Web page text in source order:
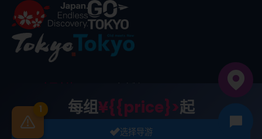
每组¥{{price}>起
选择导游
1
. メード・イン・トーキョー